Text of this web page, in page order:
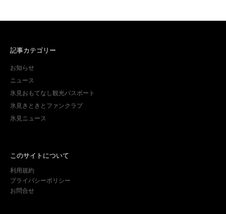
記事カテゴリー
お知らせ
ニュース
氷見おもてなし観光パスポート
氷見きときとファンクラブ
氷見ニュース
このサイトについて
利用規約
プライバシーポリシー
お問合せ